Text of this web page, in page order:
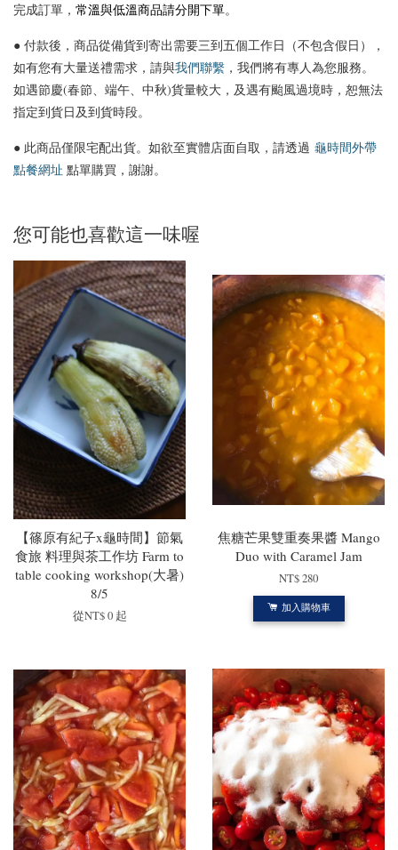
完成訂單， 常溫與低溫商品請分開下單。
● 付款後，商品從備貨到寄出需要三到五個工作日（不包含假日），
如有您有大量送禮需求，請與我們聯繫 ，我們將有專人為您服務。
如遇節慶(春節、端午、中秋)貨量較大，及遇有颱風過境時，恕無法
指定到貨日及到貨時段。
● 此商品僅限宅配出貨。如欲至實體店面自取，請透過 龜時間外帶
點餐網址 點單購買，謝謝。
您可能也喜歡這一味喔
【篠原有紀子x龜時間】節氣
食旅 料理與茶工作坊 Farm to
table cooking workshop(大暑)
8/5
從NT$ 0 起
焦糖芒果雙重奏果醬 Mango
Duo with Caramel Jam
NT$ 280
加入購物車